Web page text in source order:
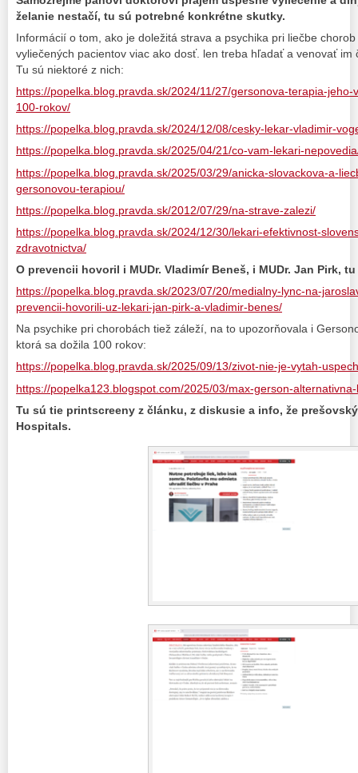
želanie nestačí, tu sú potrebné konkrétne skutky.
Informácií o tom, ako je doležitá strava a psychika pri liečbe
vyliečených pacientov viac ako dosť. len treba hľadať a venovať im
Tu sú niektoré z nich:
https://popelka.blog.pravda.sk/2024/11/27/gersonova-terapia-
100-rokov/
https://popelka.blog.pravda.sk/2024/12/08/cesky-lekar-vladimir-
https://popelka.blog.pravda.sk/2025/04/21/co-vam-lekari-
https://popelka.blog.pravda.sk/2025/03/29/anicka-slovackova-a-
gersonovou-terapiou/
https://popelka.blog.pravda.sk/2012/07/29/na-strave-zalezi/
https://popelka.blog.pravda.sk/2024/12/30/lekari-efektivnost-
zdravotnictva/
O prevencii hovoril i MUDr. Vladimír Beneš, i MUDr. Jan Pirk,
https://popelka.blog.pravda.sk/2023/07/20/medialny-lync-na-
prevencii-hovorili-uz-lekari-jan-pirk-a-vladimir-benes/
Na psychike pri chorobách tiež záleží, na to upozorňovala i
ktorá sa dožila 100 rokov:
https://popelka.blog.pravda.sk/2025/09/13/zivot-nie-je-vytah-
https://popelka123.blogspot.com/2025/03/max-gerson-
Tu sú tie printscreeny z článku, z diskusie a info, že
Hospitals.